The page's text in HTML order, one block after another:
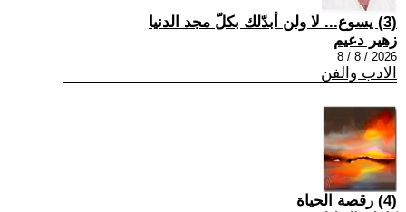
(3) يسوع... لا ولن أبدّلك بكلّ مجد الدنيا
زهير دعيم
2026 / 8 / 8
الادب والفن
(4) رقصة الحياة